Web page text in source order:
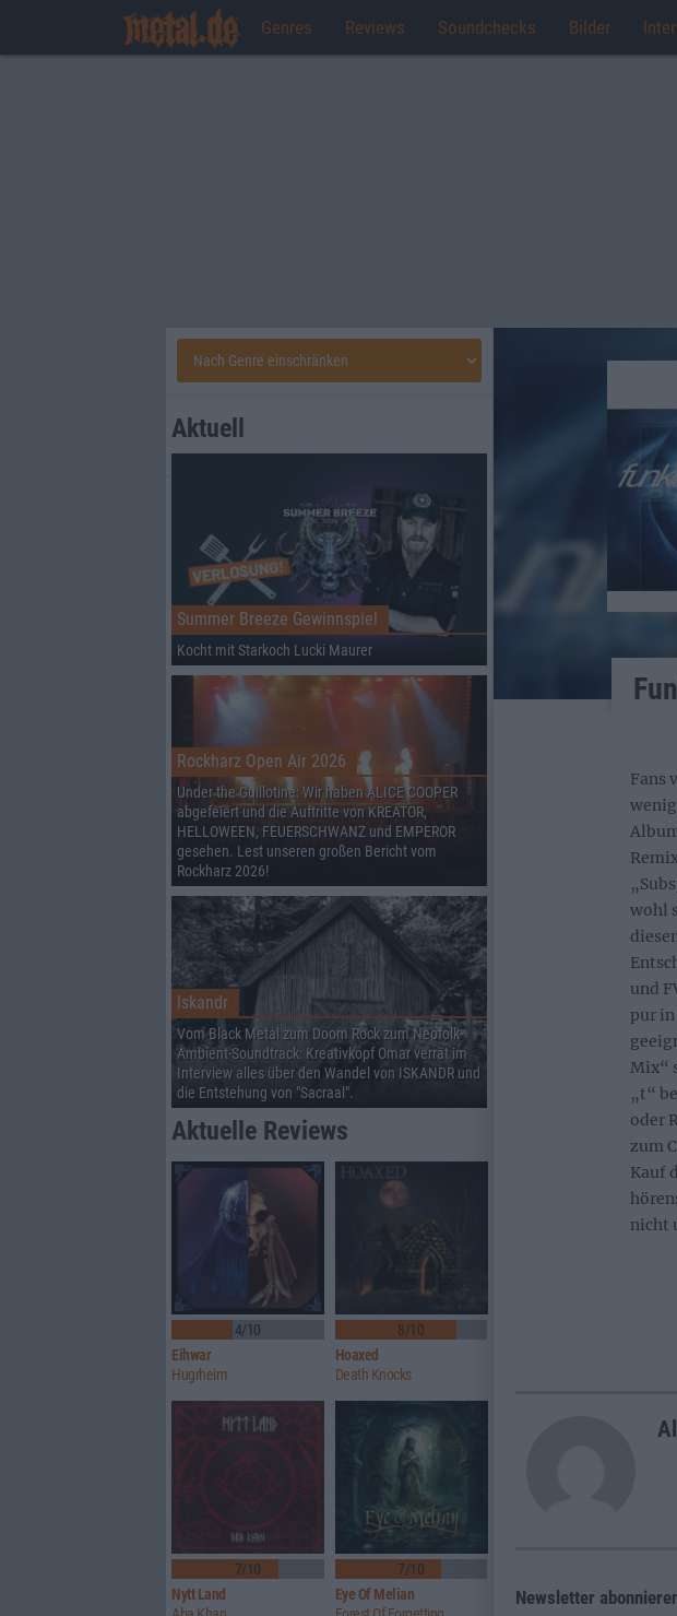
Genres Reviews Soundchecks Bilder
Fans
wohl
und
pur
Mix“
„t“
oder
zum
Kauf
nicht
Newsletter
Aktuell
Summer Breeze Gewinnspiel
Kocht mit Starkoch Lucki Maurer
Rockharz Open Air 2026
Under the Guillotine: Wir haben ALICE COOPER
abgefeiert und die Auftritte von KREATOR,
HELLOWEEN, FEUERSCHWANZ und EMPEROR
gesehen. Lest unseren großen Bericht vom
Rockharz 2026!
Iskandr
Vom Black Metal zum Doom Rock zum Neofolk-
Ambient-Soundtrack: Kreativkopf Omar verrät im
Interview alles über den Wandel von ISKANDR und
die Entstehung von "Sacraal".
Aktuelle Reviews
4/10
Eihwar
Hugrheim
8/10
Hoaxed
Death Knocks
7/10
Nytt Land
7/10
Eye Of Melian